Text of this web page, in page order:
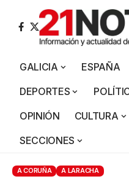
GALICIA ESPAÑA
DEPORTES
OPINIÓN
CULTURA
SECCIONES
A CORUÑA A LARACHA